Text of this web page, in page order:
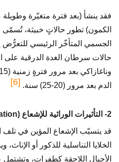
فقد ينشأ (بعد فترة متغيّرة
الكمون) تطور حالاتٍ خبيثة، تُسمّى
الجسمي المتأخّر الرئيسي للتعرُّض
حالات سرطان الغدة الدرقية على
الدم بعد مرور (20-25) سنة.
[6]
2- التأثيرات الوراثية للإشعاع (Genetic effects of radiation)
الخلايا التناسلية للذكور أو
الأجيال اللاحقة كطفرات، وتشتمل